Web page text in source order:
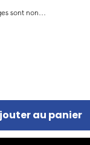
sont non…
au panier